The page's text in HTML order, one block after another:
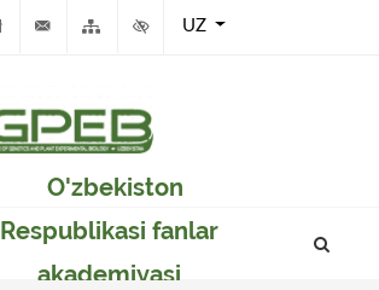
UZ
O'zbekiston
Respublikasi fanlar
akademiyasi